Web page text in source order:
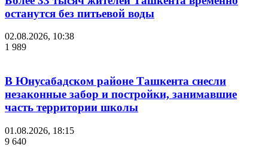
останутся без питьевой воды
02.08.2026, 10:38
1 989
В Юнусабадском районе Ташкента снесли
незаконные забор и постройки, занимавшие
часть территории школы
01.08.2026, 18:15
9 640